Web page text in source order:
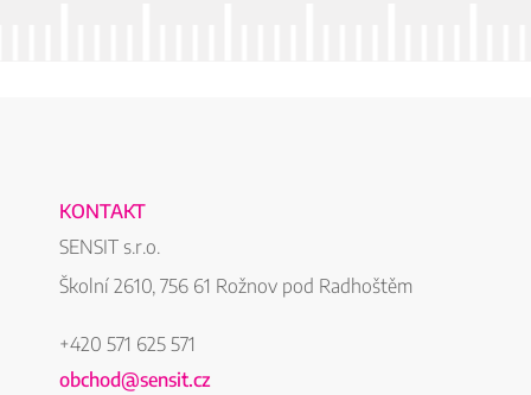
KONTAKT
SENSIT s.r.o.
Školní 2610, 756 61 Rožnov pod Radhoštěm
+420 571 625 571
obchod@sensit.cz